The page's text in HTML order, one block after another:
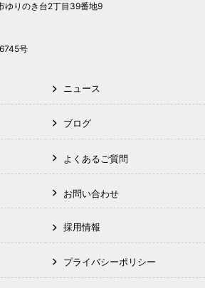
りのき台2丁目39番地9
号
ニュース
ブログ
よくあるご質問
お問い合わせ
採用情報
プライバシーポリシー